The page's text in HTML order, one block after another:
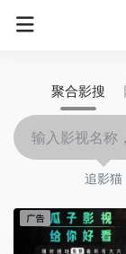
聚合影搜
追影猫